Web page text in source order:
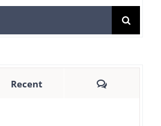
Recent Comments